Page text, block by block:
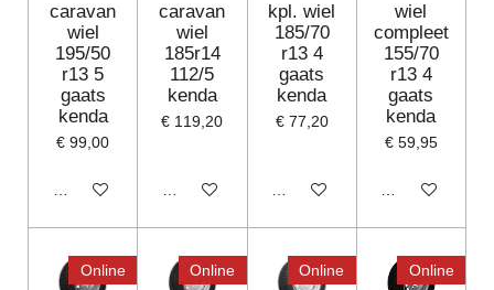
caravan
wiel
195/50
r13 5
gaats
kenda
€ 99,00
In winkelwagen
caravan
wiel
185r14
112/5
kenda
€ 119,20
In winkelwagen
kpl. wiel
185/70
r13 4
gaats
kenda
€ 77,20
In winkelwagen
wiel
compleet
155/70
r13 4
gaats
kenda
€ 59,95
Houd mij op de
Online Online Online Online